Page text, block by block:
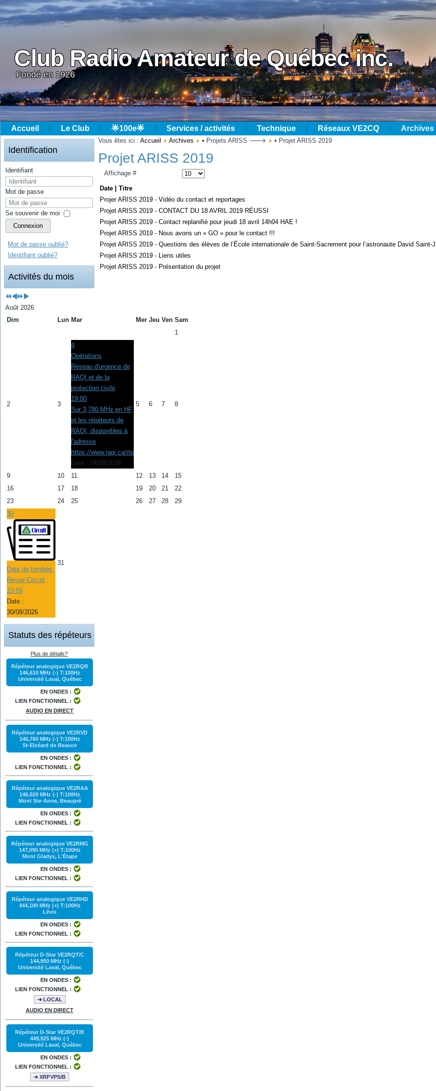
Club Radio Amateur de Québec inc.
Fondé en 1926
Accueil Le Club 🌟100e🌟 Services / activités Technique Réseaux VE2CQ Archives
Identification
Identifiant
Mot de passe
Se souvenir de moi
Connexion
Mot de passe oublié?
Identifiant oublié?
Activités du mois
Année
précédente
Mois
précédent
Année
suivante
Mois
suivant
Août 2026
Dim
Lun Mar Mer Jeu Ven Sam
1
2 3
4
Opérations
Réseau d'urgence de
RAQI et de la
protection civile
19:00
Sur 3,780 MHz en HF
et les répéteurs de
RAQI, disponibles à
l'adresse
https://www.raqi.ca/rtq
Date : 04/08/2026
5 6 7 8
9 10 11 12 13 14
15
16
17 18 19 20 21
22
23
24 25 26 27 28
29
30
Date de tombée:
Revue Circuit
23:59
Date :
30/08/2026
31
Statuts des répéteurs
Plus de détails?
Répéteur analogique VE2RQR
146,610 MHz (-) T:100Hz
Université Laval, Québec
EN ONDES :
LIEN FONCTIONNEL :
AUDIO EN DIRECT
Répéteur analogique VE2RVD
146,760 MHz (-) T:100Hz
St-Elzéard de Beauce
EN ONDES :
LIEN FONCTIONNEL :
Répéteur analogique VE2RAA
146,820 MHz (-) T:100Hz
Mont Ste-Anne, Beaupré
EN ONDES :
LIEN FONCTIONNEL :
Répéteur analogique VE2RMG
147,090 MHz (+) T:100Hz
Mont Gladys, L'Étape
EN ONDES :
LIEN FONCTIONNEL :
Répéteur analogique VE2RHD
444,100 MHz (+) T:100Hz
Lévis
EN ONDES :
LIEN FONCTIONNEL :
Répéteur D-Star VE2RQT/C
144,950 MHz (-)
Université Laval, Québec
EN ONDES :
LIEN FONCTIONNEL :
➜ LOCAL
AUDIO EN DIRECT
Répéteur D-Star VE2RQT/B
449,925 MHz (-)
Université Laval, Québec
EN ONDES :
LIEN FONCTIONNEL :
➜ XRFVPS/B
Vous êtes ici : Accueil Archives ▪ Projets ARISS 🡒 ▪ Projet ARISS 2019
Projet ARISS 2019
Affichage #
Date | Titre
Projer ARISS 2019 - Vidéo du contact et reportages
Projet ARISS 2019 - CONTACT DU 18 AVRIL 2019 RÉUSSI
Projet ARISS 2019 - Contact replanifié pour jeudi 18 avril 14h04 HAE !
Projet ARISS 2019 - Nous avons un « GO » pour le contact !!!
Projet ARISS 2019 - Questions des élèves de l’École internationale de Saint-Sacrement pour l’astronaute David Saint-
Projet ARISS 2019 - Liens utiles
Projet ARISS 2019 - Présentation du projet